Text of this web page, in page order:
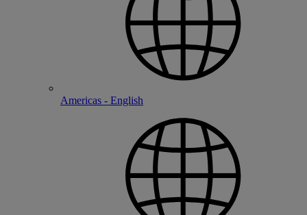
Americas - English